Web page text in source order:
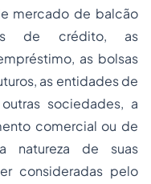
mercado de balcão
de crédito, as
as bolsas
as entidades de
sociedades, a
comercial ou de
natureza de suas
consideradas pelo